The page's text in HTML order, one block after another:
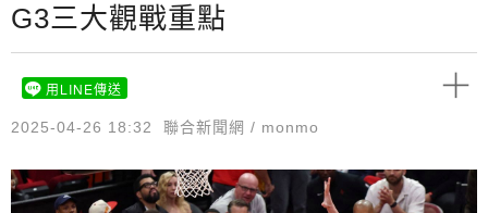
G3三大觀戰重點
2025-04-26 18:32 聯合新聞網 / monmo
用LINE傳送